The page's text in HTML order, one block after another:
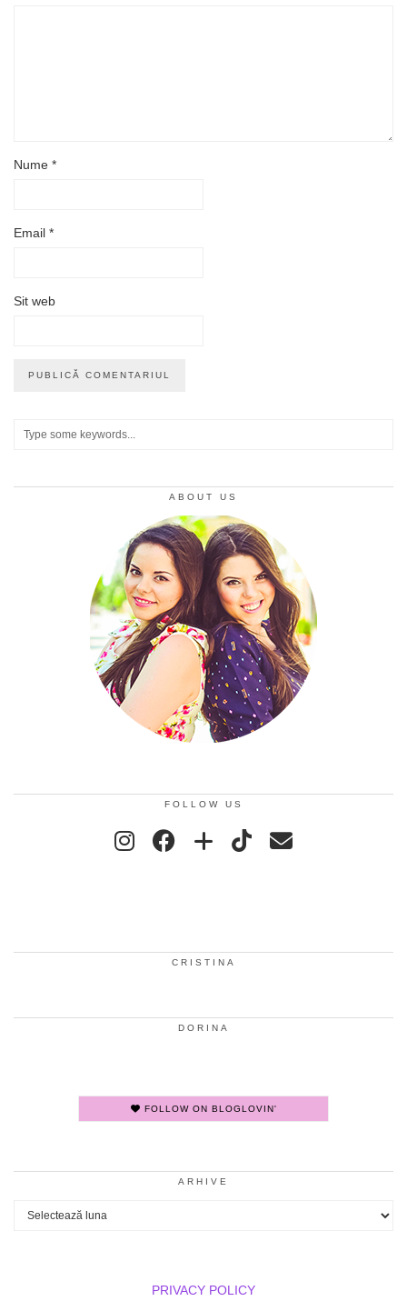
Nume *
Email *
Sit web
ABOUT US
FOLLOW US
CRISTINA
DORINA
FOLLOW ON BLOGLOVIN'
ARHIVE
Arhive
PRIVACY POLICY